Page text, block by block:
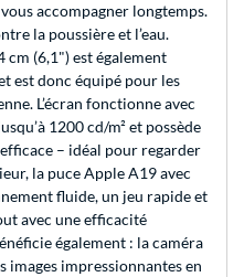
accompagner longtemps.
la poussière et l’eau.
cm (6,1") est également
est donc équipé pour les
L’écran fonctionne avec
1200 cd/m² et possède
– idéal pour regarder
la puce Apple A19 avec
fluide, un jeu rapide et
avec une efficacité
également : la caméra
images impressionnantes en